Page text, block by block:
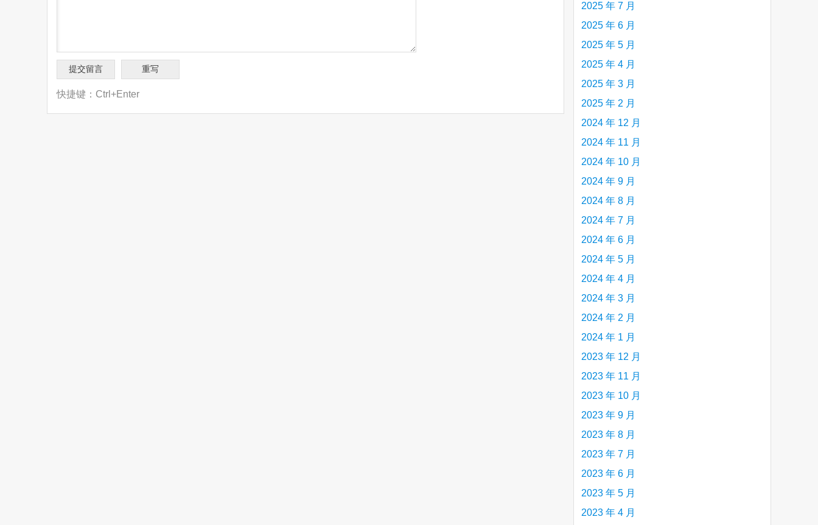
快捷键：Ctrl+Enter
2025 年 7 月
2025 年 6 月
2025 年 5 月
2025 年 4 月
2025 年 3 月
2025 年 2 月
2024 年 12 月
2024 年 11 月
2024 年 10 月
2024 年 9 月
2024 年 8 月
2024 年 7 月
2024 年 6 月
2024 年 5 月
2024 年 4 月
2024 年 3 月
2024 年 2 月
2024 年 1 月
2023 年 12 月
2023 年 11 月
2023 年 10 月
2023 年 9 月
2023 年 8 月
2023 年 7 月
2023 年 6 月
2023 年 5 月
2023 年 4 月